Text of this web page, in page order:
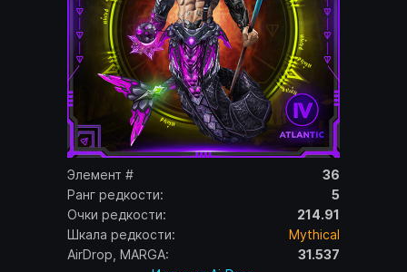
Элемент #
36
Ранг редкости:
5
Очки редкости:
214.91
Шкала редкости:
Mythical
AirDrop, MARGA:
31.537